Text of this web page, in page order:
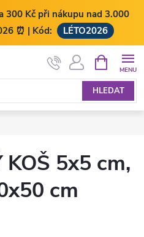
300 Kč při nákupu nad 3.000
⏰ | Kód:
LÉTO2026
HLEDAT
NÁKUPNÍ
KOŠÍK
5x5 cm,
cm